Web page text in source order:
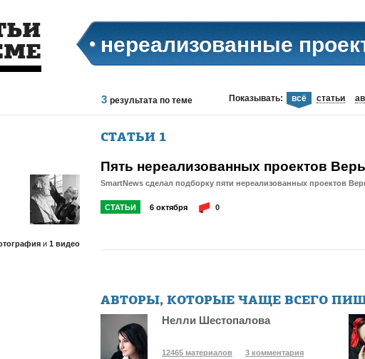
нереализованные
3 результата по теме Показывать: всё статьи
СТАТЬИ 1
и 1 видео
Пять нереализованных проектов
SmartNews сделал подборку пяти нереализованных проектов
СТАТЬИ 6 октября 0
АВТОРЫ, КОТОРЫЕ ЧАЩЕ ВСЕГО
Нелли Шестопалова
12465 материалов 3 комментария